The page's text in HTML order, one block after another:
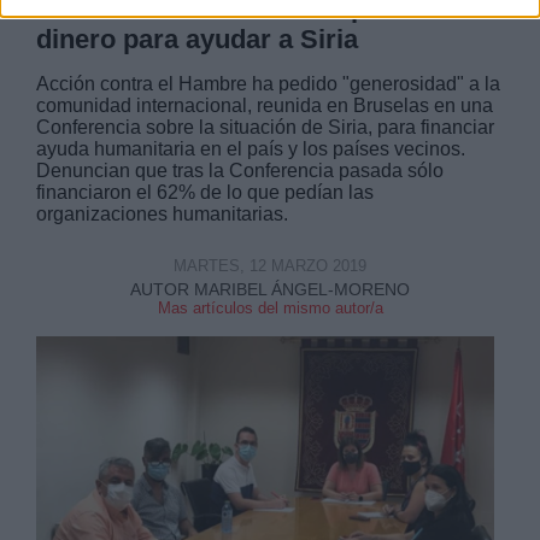
dinero para ayudar a Siria
Acción contra el Hambre ha pedido "generosidad" a la
comunidad internacional, reunida en Bruselas en una
Conferencia sobre la situación de Siria, para financiar
ayuda humanitaria en el país y los países vecinos.
Denuncian que tras la Conferencia pasada sólo
financiaron el 62% de lo que pedían las
organizaciones humanitarias.
AUTOR MARIBEL ÁNGEL-MORENO
Mas artículos del mismo autor/a
MARTES, 12 MARZO 2019